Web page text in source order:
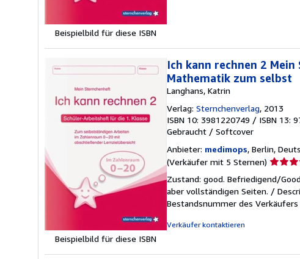
Beispielbild für diese ISBN
Beispielbild für diese ISBN
Ich kann rechnen 2
Mathematik zum selbst
Langhans, Katrin
Verlag: Sternchenverlag, 2013
ISBN 10: 3981220749 / ISBN 13:
Gebraucht / Softcover
Anbieter: medimops, Berlin,
(Verkäufer mit 5 Sternen)
von
5
Sternen
Zustand: good. Befriedigend/
aber vollständigen Seiten. /
Bestandsnummer des
Verkäufer kontaktieren